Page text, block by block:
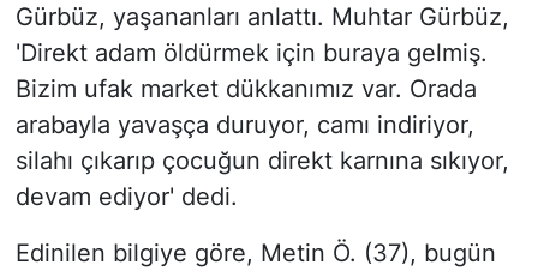
Gürbüz, yaşananları anlattı. Muhtar Gürbüz,
'Direkt adam öldürmek için buraya gelmiş.
Bizim ufak market dükkanımız var. Orada
arabayla yavaşça duruyor, camı indiriyor,
silahı çıkarıp çocuğun direkt karnına sıkıyor,
devam ediyor' dedi.
Edinilen bilgiye göre, Metin Ö. (37), bugün